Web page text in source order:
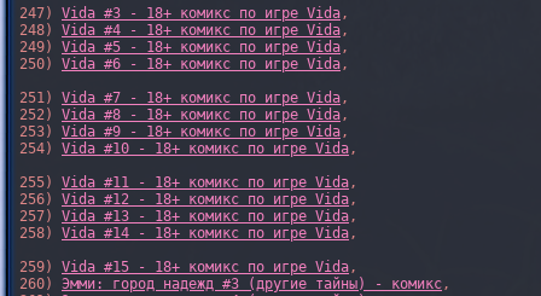
247) Vida #3 - 18+ комикс по игре Vida,
248) Vida #4 - 18+ комикс по игре Vida,
249) Vida #5 - 18+ комикс по игре Vida,
250) Vida #6 - 18+ комикс по игре Vida,
251) Vida #7 - 18+ комикс по игре Vida,
252) Vida #8 - 18+ комикс по игре Vida,
253) Vida #9 - 18+ комикс по игре Vida,
254) Vida #10 - 18+ комикс по игре Vida,
255) Vida #11 - 18+ комикс по игре Vida,
256) Vida #12 - 18+ комикс по игре Vida,
257) Vida #13 - 18+ комикс по игре Vida,
258) Vida #14 - 18+ комикс по игре Vida,
259) Vida #15 - 18+ комикс по игре Vida,
260) Эмми: город надежд #3 (другие тайны) - комикс,